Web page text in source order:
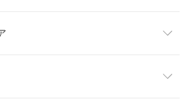
具・手芸